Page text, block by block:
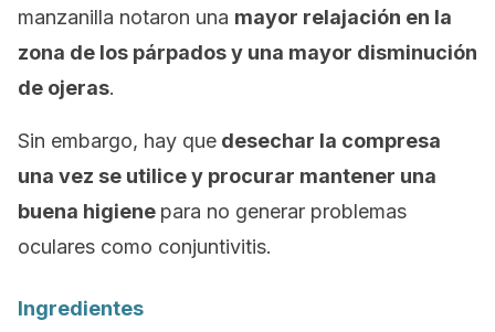
manzanilla notaron una mayor relajación en la
zona de los párpados y una mayor disminución
de ojeras.
Sin embargo, hay que desechar la compresa
una vez se utilice y procurar mantener una
buena higiene para no generar problemas
oculares como conjuntivitis.
Ingredientes